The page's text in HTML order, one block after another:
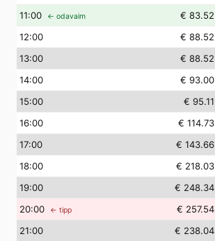
11:00 ← odavaim € 83.52
12:00 € 88.52
13:00 € 88.52
14:00 € 93.00
15:00 € 95.11
16:00 € 114.73
17:00 € 143.66
18:00 € 218.03
19:00 € 248.34
20:00 ← tipp € 257.54
21:00 € 238.04